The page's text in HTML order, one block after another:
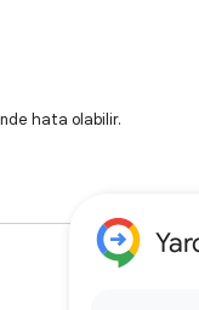
hata olabilir.